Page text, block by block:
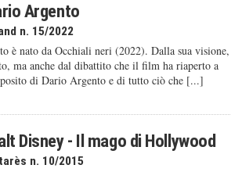
Argento
n. 15/2022
è nato da Occhiali neri (2022). Dalla sua visione,
ma anche dal dibattito che il film ha riaperto a
di Dario Argento e di tutto ciò che [...]
Disney - Il mago di Hollywood
n. 10/2015